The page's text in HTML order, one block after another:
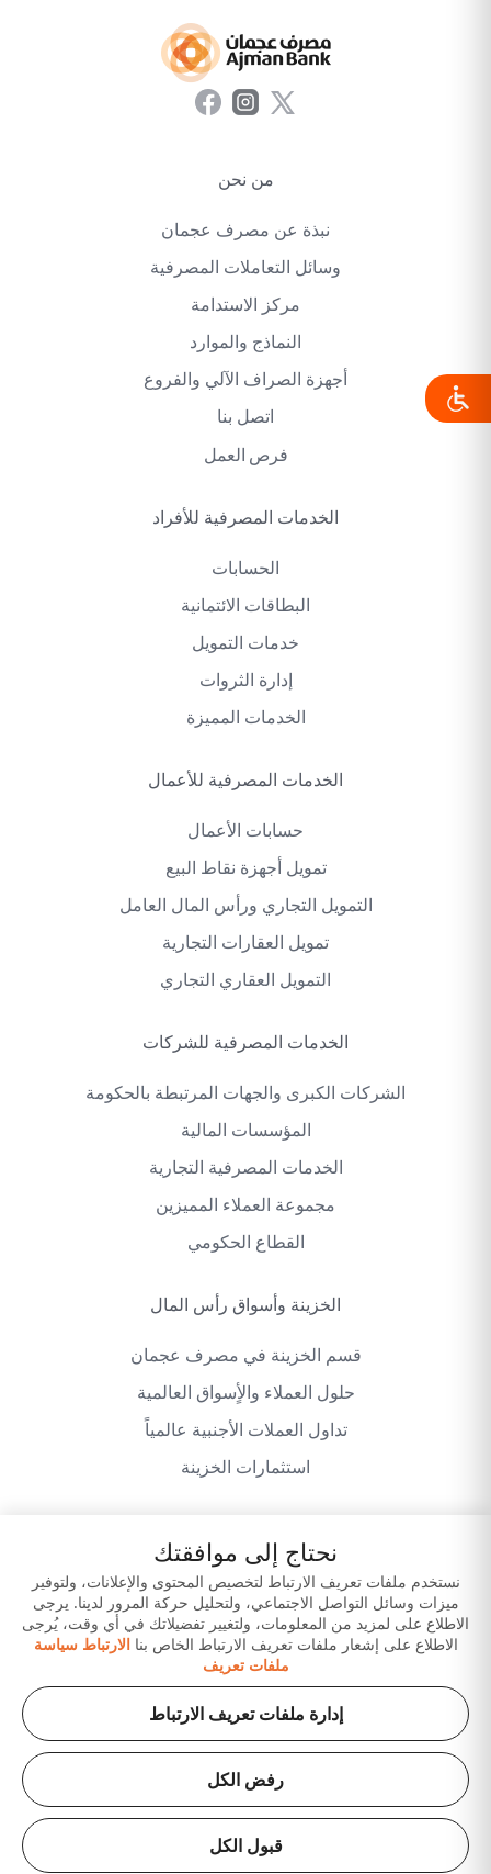
من نحن
نبذة عن مصرف عجمان
وسائل التعاملات المصرفية
مركز الاستدامة
النماذج والموارد
أجهزة الصراف الآلي والفروع
اتصل بنا
فرص العمل
الخدمات المصرفية للأفراد
الحسابات
البطاقات الائتمانية
خدمات التمويل
إدارة الثروات
الخدمات المميزة
الخدمات المصرفية للأعمال
حسابات الأعمال
تمويل أجهزة نقاط البيع
التمويل التجاري ورأس المال العامل
تمويل العقارات التجارية
التمويل العقاري التجاري
الخدمات المصرفية للشركات
الشركات الكبرى والجهات المرتبطة بالحكومة
المؤسسات المالية
الخدمات المصرفية التجارية
مجموعة العملاء المميزين
القطاع الحكومي
الخزينة وأسواق رأس المال
قسم الخزينة في مصرف عجمان
حلول العملاء والأٍسواق العالمية
تداول العملات الأجنبية عالمياً
استثمارات الخزينة
سياسة الخصوصية
شروط وأحكام الموقع
إخلاء المسؤولية
حمّل تطبيقاتنا
حقوق الطبع والنشر © 2026 لبنك عجمان ش.م.ع. (شركة
مساهمة عامة)، مرخّص من قبل مصرف الإمارات العربية
المتحدة المركزي. جميع منتجاتنا وخدماتنا متوافقة مع أحكام
نحتاج إلى موافقتك
نستخدم ملفات تعريف الارتباط لتخصيص المحتوى والإعلانات، ولتوفير
ميزات وسائل التواصل الاجتماعي، ولتحليل حركة المرور لدينا. يرجى
الاطلاع على لمزيد من المعلومات، ولتغيير تفضيلاتك في أي وقت، يُرجى
الاطلاع على إشعار ملفات تعريف الارتباط الخاص بناالارتباط سياسة
ملفات تعريف
إدارة ملفات تعريف الارتباط
رفض الكل
قبول الكل